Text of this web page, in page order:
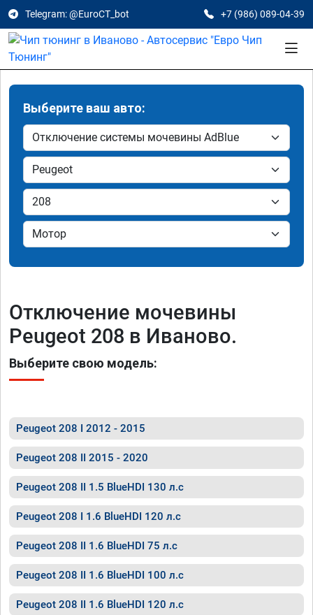
Telegram: @EuroCT_bot +7 (986) 089-04-39
Выберите ваш авто:
Отключение мочевины
Peugeot 208 в Иваново.
Выберите свою модель:
Peugeot 208 I 2012 - 2015
Peugeot 208 II 2015 - 2020
Peugeot 208 II 1.5 BlueHDI 130 л.с
Peugeot 208 I 1.6 BlueHDI 120 л.с
Peugeot 208 II 1.6 BlueHDI 75 л.с
Peugeot 208 II 1.6 BlueHDI 100 л.с
Peugeot 208 II 1.6 BlueHDI 120 л.с